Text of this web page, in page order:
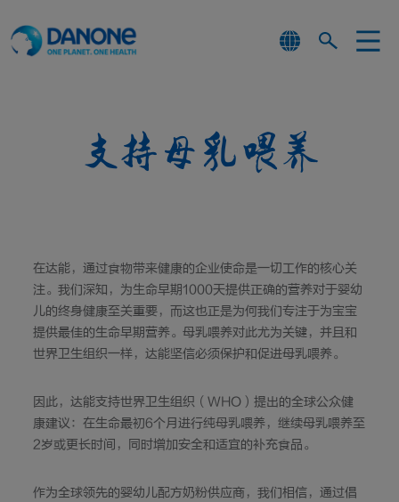
支持母乳喂养
在达能，通过食物带来健康的企业使命是一切工作的核心关
注。我们深知，为生命早期1000天提供正确的营养对于婴幼
儿的终身健康至关重要，而这也正是为何我们专注于为宝宝
提供最佳的生命早期营养。母乳喂养对此尤为关键，并且和
世界卫生组织一样，达能坚信必须保护和促进母乳喂养。
因此，达能支持世界卫生组织（WHO）提出的全球公众健
康建议：在生命最初6个月进行纯母乳喂养，继续母乳喂养至
2岁或更长时间，同时增加安全和适宜的补充食品。
作为全球领先的婴幼儿配方奶粉供应商，我们相信，通过倡